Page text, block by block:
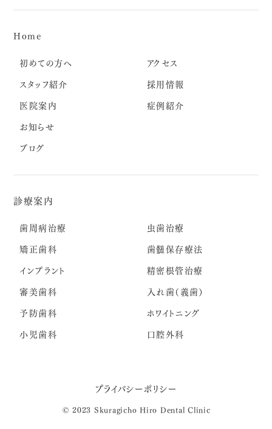
Home
初めての方へ
スタッフ紹介
医院案内
アクセス
採用情報
症例紹介
お知らせ
ブログ
診療案内
歯周病治療
矯正歯科
インプラント
虫歯治療
歯髄保存療法
精密根管治療
審美歯科
予防歯科
小児歯科
入れ歯（義歯）
ホワイトニング
口腔外科
プライバシーポリシー
© 2023 Skuragicho Hiro Dental Clinic